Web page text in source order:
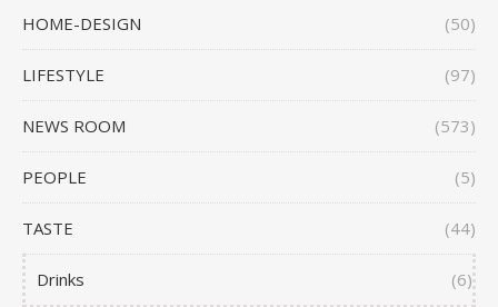
HOME-DESIGN (50)
LIFESTYLE (97)
NEWS ROOM (573)
PEOPLE (5)
TASTE (44)
Drinks (6)